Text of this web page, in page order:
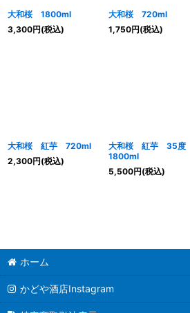
大和桜 1800ml
3,300円(税込)
大和桜 720ml
1,750円(税込)
大和桜 紅芋 720ml
2,300円(税込)
大和桜 紅芋 35度
1800ml
5,500円(税込)
ホーム
かどや酒店Instagram